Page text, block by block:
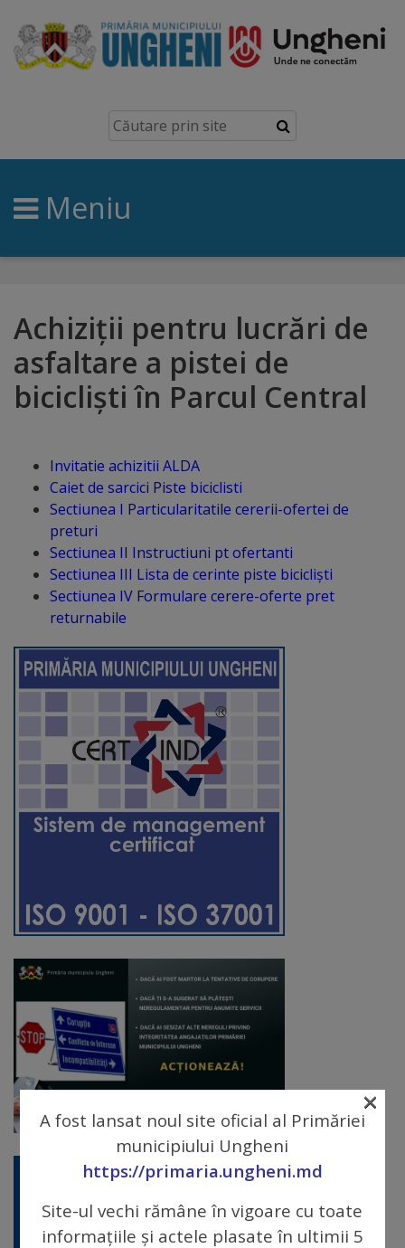
Ungheni
Prezentare
generală
Simbolurile
brand
Orașe
înfrățite
Cetățeni
de
onoare
Deținători
titlului
„Merite
pentru
Ungheni”
Diplome
Ungheniul
turistic
Obiective
turistice
Sculpturi
(harta
sculpturilor)
arhitecturale
Meniu
Achiziții pentru lucrări de
asfaltare a pistei de
bicicliști în Parcul Central
Invitatie achizitii ALDA
Caiet de sarcici Piste biciclisti
Sectiunea I Particularitatile cererii-ofertei de
preturi
Sectiunea II Instructiuni pt ofertanti
Sectiunea III Lista de cerinte piste bicicliști
Sectiunea IV Formulare cerere-oferte pret
returnabile
A fost lansat noul site oficial al Primăriei
municipiului Ungheni
https://primaria.ungheni.md
Site-ul vechi rămâne în vigoare cu toate
informațiile și actele plasate în ultimii 5
×